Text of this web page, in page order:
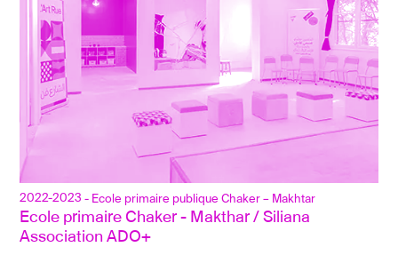
2022-2023- Ecole primaire publique Chaker – Makhtar
Ecole primaire Chaker - Makthar / Siliana
Association ADO+